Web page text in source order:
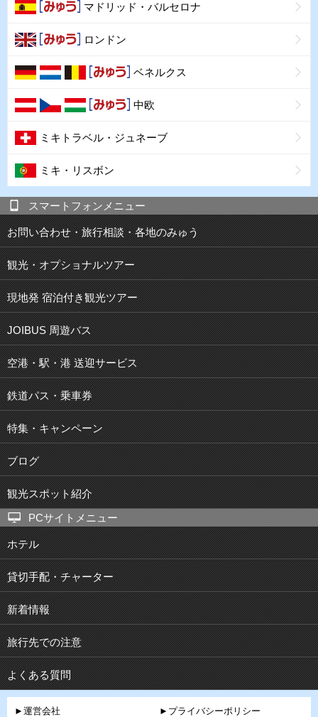
マドリッド・バルセロナ
ロンドン
ベネルクス
中欧
ミキトラベル・ジュネーブ
ミキ・リスボン
スマートフォンメニュー
お問い合わせ・旅行相談・各地のみゅう
観光・オプショナルツアー
現地発 宿泊付き観光ツアー
JOIBUS 周遊バス
空港・駅・港 送迎サービス
鉄道パス・乗車券
特集・キャンペーン
ブログ
観光スポット紹介
PCサイトメニュー
ホテル
貸切手配・チャーター
新着情報
旅行先での注意
よくある質問
►運営会社 ►プライバシーポリシー